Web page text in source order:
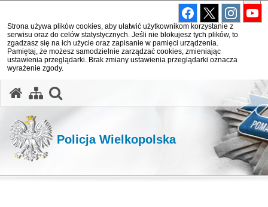
Strona używa plików cookies, aby ułatwić użytkownikom korzystanie z
serwisu oraz do celów statystycznych. Jeśli nie blokujesz tych plików, to
zgadzasz się na ich użycie oraz zapisanie w pamięci urządzenia.
Pamiętaj, że możesz samodzielnie zarządzać cookies, zmieniając
ustawienia przeglądarki. Brak zmiany ustawienia przeglądarki oznacza
wyrażenie zgody.
Policja Wielkopolska